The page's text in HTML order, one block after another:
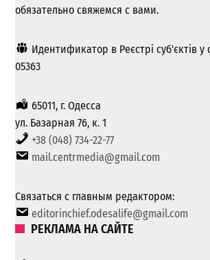
обязательно свяжемся с вами.
Идентификатор в Реєстрі суб'єктів у
05363
65011, г. Одесса
ул. Базарная 76, к. 1
+38 (048) 734-22-77
mail.centrmedia@gmail.com
Связаться с главным редактором:
editorinchief.odesalife@gmail.com
РЕКЛАМА НА САЙТЕ